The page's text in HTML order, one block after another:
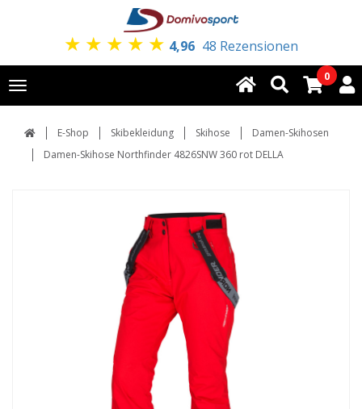
★ ★ ★ ★ ★ 4,96 48 Rezensionen
Toggle
navigation
0
E-Shop Skibekleidung Skihose
Damen-Skihosen
Damen-Skihose Northfinder 4826SNW 360 rot DELLA